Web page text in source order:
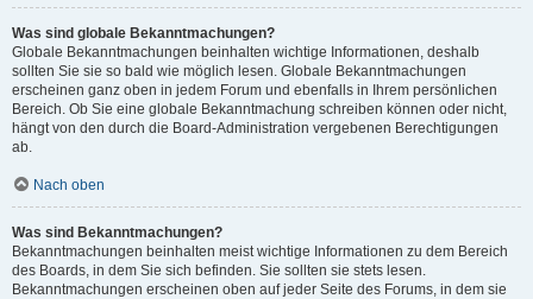
Was sind globale Bekanntmachungen?
Globale Bekanntmachungen beinhalten wichtige Informationen, deshalb
sollten Sie sie so bald wie möglich lesen. Globale Bekanntmachungen
erscheinen ganz oben in jedem Forum und ebenfalls in Ihrem persönlichen
Bereich. Ob Sie eine globale Bekanntmachung schreiben können oder nicht,
hängt von den durch die Board-Administration vergebenen Berechtigungen
ab.
Nach oben
Was sind Bekanntmachungen?
Bekanntmachungen beinhalten meist wichtige Informationen zu dem Bereich
des Boards, in dem Sie sich befinden. Sie sollten sie stets lesen.
Bekanntmachungen erscheinen oben auf jeder Seite des Forums, in dem sie